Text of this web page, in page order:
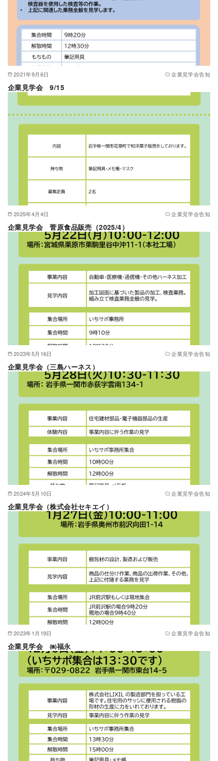
2021年9月6日 企業見学会告知
企業見学会 9/15
2025年4月4日 企業見学会告知
企業見学会 菅原食品販売（2025/4）
2023年5月16日 企業見学会告知
企業見学会（三島ハーネス）
2024年5月10日 企業見学会告知
企業見学会（株式会社セキエイ）
2023年1月19日 企業見学会告知
企業見学会 ㈱福永